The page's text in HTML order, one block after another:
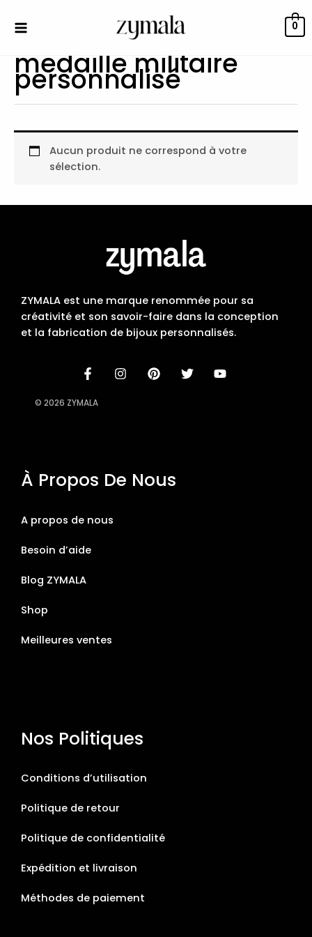
0
medaille militaire
personnalisé
Aucun produit ne correspond à votre
sélection.
ZYMALA est une marque renommée pour sa
créativité et son savoir-faire dans la conception
et la fabrication de bijoux personnalisés.
© 2026 ZYMALA
À Propos De Nous
A propos de nous
Besoin d’aide
Blog ZYMALA
Shop
Meilleures ventes
Nos Politiques
Conditions d’utilisation
Politique de retour
Politique de confidentialité
Expédition et livraison
Méthodes de paiement